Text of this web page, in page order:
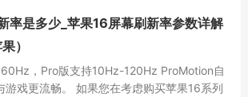
率是多少_苹果16屏幕刷新率参数详解
）
，Pro版支持10Hz-120Hz ProMotion自
游戏更流畅。 如果您在考虑购买苹果16系列